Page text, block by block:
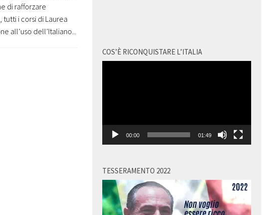
di rafforzare
i corsi di Laurea
all’uso dell’Italiano...
COS’È RICONQUISTARE L’ITALIA
00:00 01:49
TESSERAMENTO 2022